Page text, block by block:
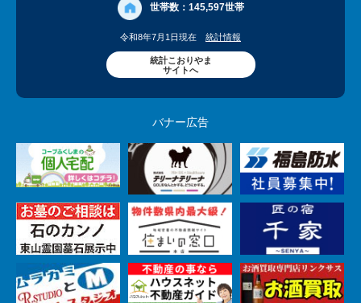
世帯数： 145,597世帯
令和8年7月1日現在 統計情報
統計こおりやま
サイトへ
バナー広告